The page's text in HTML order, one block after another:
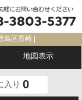
区長崎 |
地図表示
入り 0